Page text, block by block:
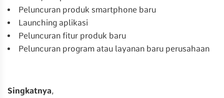
Peluncuran produk smartphone baru
Launching aplikasi
Peluncuran fitur produk baru
Peluncuran program atau layanan baru perusahaan
Singkatnya,